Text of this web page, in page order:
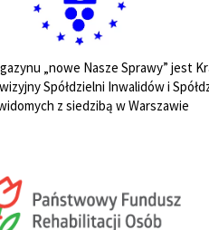
„nowe Nasze Sprawy” jest
Spółdzielni Inwalidów i
z siedzibą w Warszawie